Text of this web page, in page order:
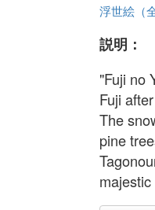
浮世絵（
説明：
"Fuji no
Fuji
The
pine